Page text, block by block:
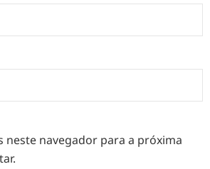
neste navegador para a próxima